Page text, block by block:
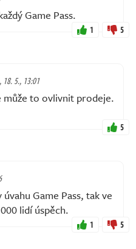
Game Pass.
1 5
18. 5., 13:01
může to ovlivnit prodeje.
5
Game Pass, tak ve
lidí úspěch.
1 5